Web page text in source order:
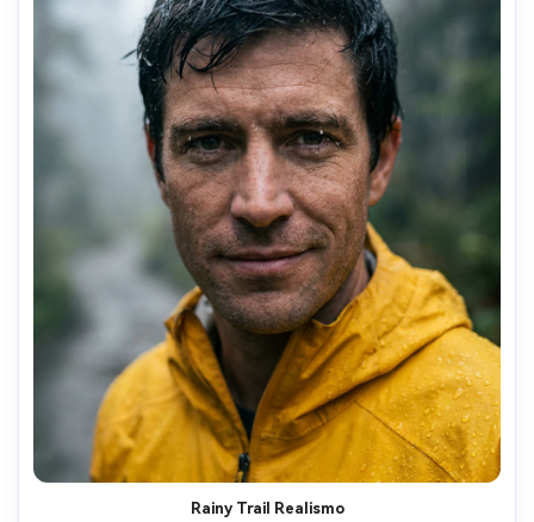
Rainy Trail Realismo